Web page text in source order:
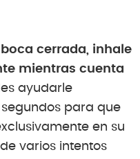
cerrada, inhale
mientras cuenta
ayudarle
para que
en su
varios intentos